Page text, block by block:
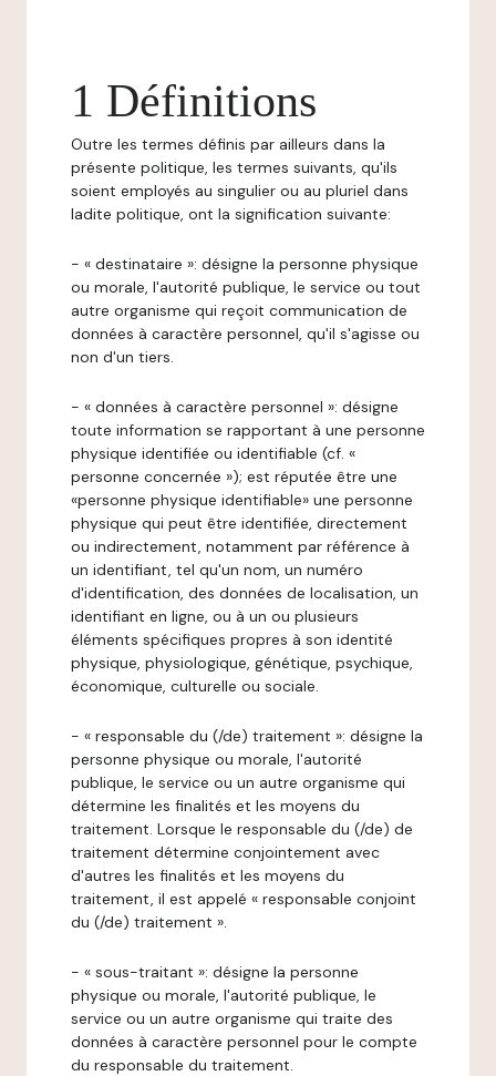
1 Définitions
Outre les termes définis par ailleurs dans la
présente politique, les termes suivants, qu'ils
soient employés au singulier ou au pluriel dans
ladite politique, ont la signification suivante:
- « destinataire »: désigne la personne physique
ou morale, l'autorité publique, le service ou tout
autre organisme qui reçoit communication de
données à caractère personnel, qu'il s'agisse ou
non d'un tiers.
- « données à caractère personnel »: désigne
toute information se rapportant à une personne
physique identifiée ou identifiable (cf. «
personne concernée »); est réputée être une
«personne physique identifiable» une personne
physique qui peut être identifiée, directement
ou indirectement, notamment par référence à
un identifiant, tel qu'un nom, un numéro
d'identification, des données de localisation, un
identifiant en ligne, ou à un ou plusieurs
éléments spécifiques propres à son identité
physique, physiologique, génétique, psychique,
économique, culturelle ou sociale.
- « responsable du (/de) traitement »: désigne la
personne physique ou morale, l'autorité
publique, le service ou un autre organisme qui
détermine les finalités et les moyens du
traitement. Lorsque le responsable du (/de) de
traitement détermine conjointement avec
d'autres les finalités et les moyens du
traitement, il est appelé « responsable conjoint
du (/de) traitement ».
- « sous-traitant »: désigne la personne
physique ou morale, l'autorité publique, le
service ou un autre organisme qui traite des
données à caractère personnel pour le compte
du responsable du traitement.